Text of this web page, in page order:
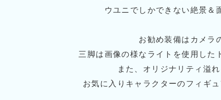
ウユニでしかできない絶景＆
お勧め装備はカメラ
三脚は画像の様なライトを使用した
また、オリジナリティ溢
お気に入りキャラクターのフィギ